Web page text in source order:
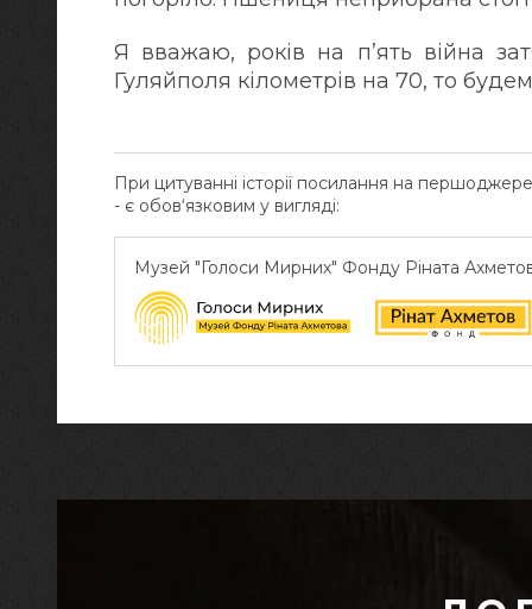
Я вважаю, років на п’ять війна
Гуляйполя кілометрів на 70, то
При цитуванні історії посилання на
- є обов‘язковим у вигляді:
Музей "Голоси Мирних" Фонду Ріната